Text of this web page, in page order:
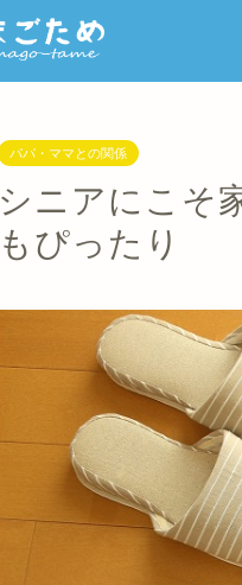
パパ・ママとの関係
シニアにこそ
もぴったり